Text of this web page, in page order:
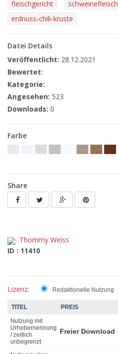
fleischgericht
schweinefleisch
erdnuss-chili-kruste
Datei Details
Veröffentlicht: 28.12.2021
Bewertet:
Kategorie:
Angesehen: 523
Downloads: 0
Farbe
Share
Thommy Weiss
ID : 11410
Lizenz: Redaktionelle Nutzung
TITEL PREIS
Nutzung mit
Urhebernennung
/ zeitlich
unbegrenzt
Freier Download